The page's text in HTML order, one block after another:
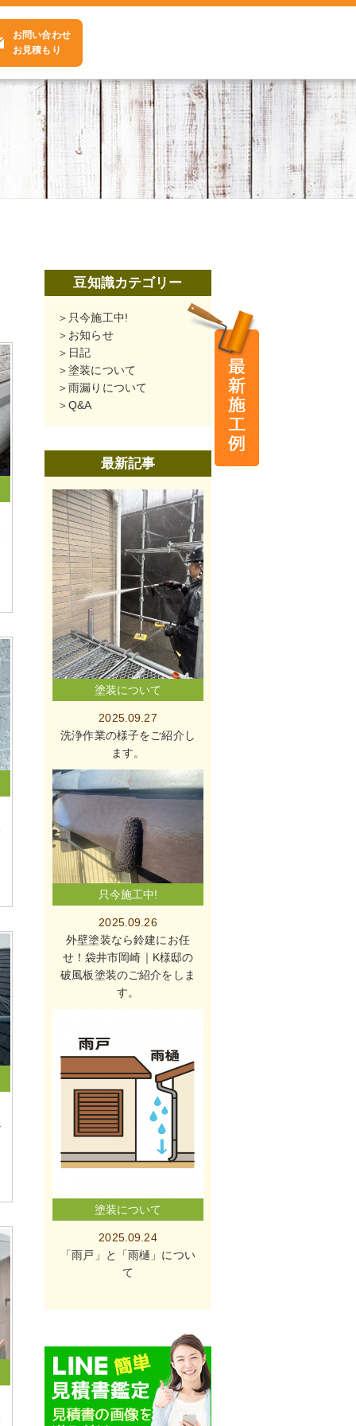
お問い合わせ
お見積もり
豆知識カテゴリー
只今施工中!
お知らせ
日記
塗装について
雨漏りについて
Q&A
最新記事
塗装について
2025.09.27
洗浄作業の様子をご紹介し
ます。
只今施工中!
2025.09.26
外壁塗装なら鈴建にお任
せ！袋井市岡崎｜K様邸の
破風板塗装のご紹介をしま
す。
塗装について
2025.09.24
「雨戸」と「雨樋」につい
て